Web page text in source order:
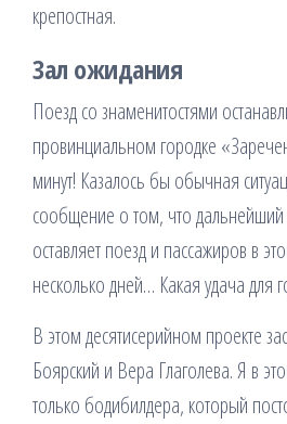
крепостная.
Зал ожидания
Поезд со знаменитостями
провинциальном городке
минут! Казалось бы обычная
сообщение о том, что дальнейший
оставляет поезд и пассажиров в
несколько дней… Какая удача для
В этом десятисерийном проекте
Боярский и Вера Глаголева. Я в
только бодибилдера, который